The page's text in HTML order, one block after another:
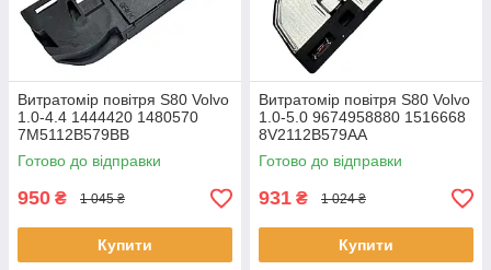
Витратомір повітря S80 Volvo
1.0-4.4 1444420 1480570
7M5112B579BB
Готово до відправки
950 ₴ 1 045 ₴
Купити
Витратомір повітря S80 Volvo
1.0-5.0 9674958880 1516668
8V2112B579AA
Готово до відправки
931 ₴ 1 024 ₴
Купити